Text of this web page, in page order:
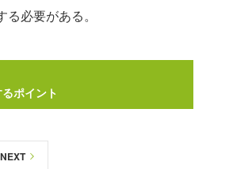
必要がある。
ポイント
NEXT